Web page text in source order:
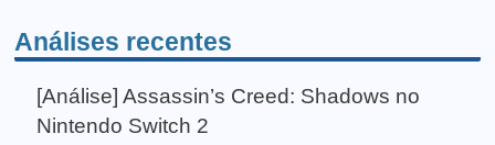
Análises recentes
[Análise] Assassin’s Creed: Shadows no
Nintendo Switch 2